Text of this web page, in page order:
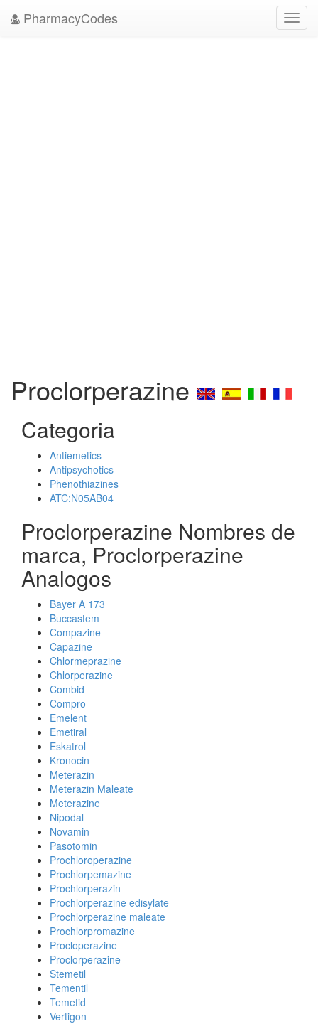
PharmacyCodes
Proclorperazine
Categoria
Antiemetics
Antipsychotics
Phenothiazines
ATC:N05AB04
Proclorperazine Nombres de
marca, Proclorperazine
Analogos
Bayer A 173
Buccastem
Compazine
Capazine
Chlormeprazine
Chlorperazine
Combid
Compro
Emelent
Emetiral
Eskatrol
Kronocin
Meterazin
Meterazin Maleate
Meterazine
Nipodal
Novamin
Pasotomin
Prochloroperazine
Prochlorpemazine
Prochlorperazin
Prochlorperazine edisylate
Prochlorperazine maleate
Prochlorpromazine
Procloperazine
Proclorperazine
Stemetil
Tementil
Temetid
Vertigon